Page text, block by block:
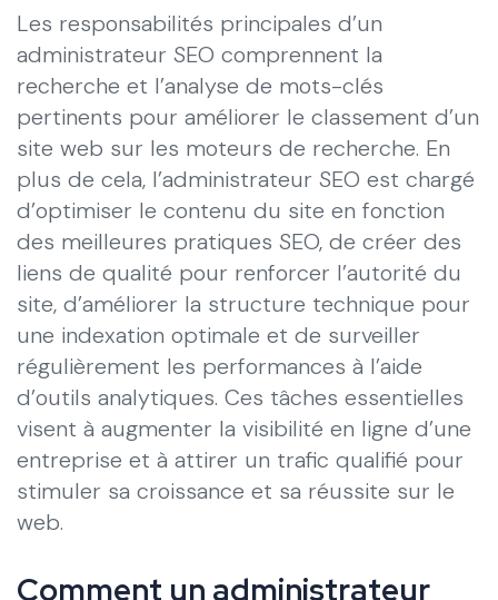
Les responsabilités principales d’un
administrateur SEO comprennent la
recherche et l’analyse de mots-clés
pertinents pour améliorer le classement d’un
site web sur les moteurs de recherche. En
plus de cela, l’administrateur SEO est chargé
d’optimiser le contenu du site en fonction
des meilleures pratiques SEO, de créer des
liens de qualité pour renforcer l’autorité du
site, d’améliorer la structure technique pour
une indexation optimale et de surveiller
régulièrement les performances à l’aide
d’outils analytiques. Ces tâches essentielles
visent à augmenter la visibilité en ligne d’une
entreprise et à attirer un trafic qualifié pour
stimuler sa croissance et sa réussite sur le
web.
Comment un administrateur